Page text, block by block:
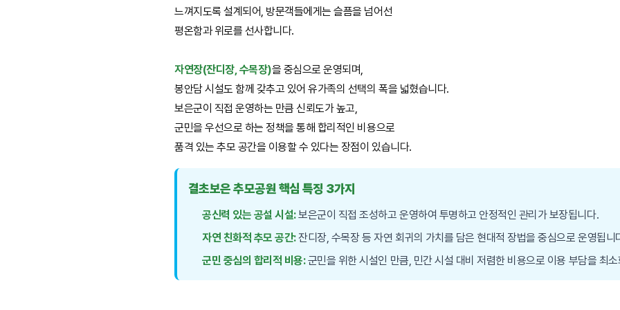
느껴지도록 설계되어, 방문객들에게는 슬픔을 넘어선
평온함과 위로를 선사합니다.
자연장(잔디장, 수목장)을 중심으로 운영되며,
봉안담 시설도 함께 갖추고 있어 유가족의 선택의 폭을 넓혔습니다.
보은군이 직접 운영하는 만큼 신뢰도가 높고,
군민을 우선으로 하는 정책을 통해 합리적인 비용으로
품격 있는 추모 공간을 이용할 수 있다는 장점이 있습니다.
결초보은 추모공원 핵심 특징 3가지
공신력 있는 공설 시설:보은군이 직접 조성하고 운영하여 투명하고 안정적인 관리가 보장됩니다.
자연 친화적 추모 공간:잔디장, 수목장 등 자연 회귀의 가치를 담은 현대적 장법을 중심으로 운영됩니
군민 중심의 합리적 비용:군민을 위한 시설인 만큼, 민간 시설 대비 저렴한 비용으로 이용 부담을 최